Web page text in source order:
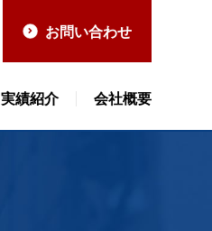
実績紹介 会社概要
お問い合わせ